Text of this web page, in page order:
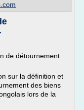
de détournement
sur la définition et
des biens
lors de la